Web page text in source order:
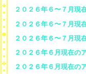
２０２６年６〜７月
２０２６年６〜７月
２０２６年６〜７月
２０２６年６月現在
２０２６年６月現在